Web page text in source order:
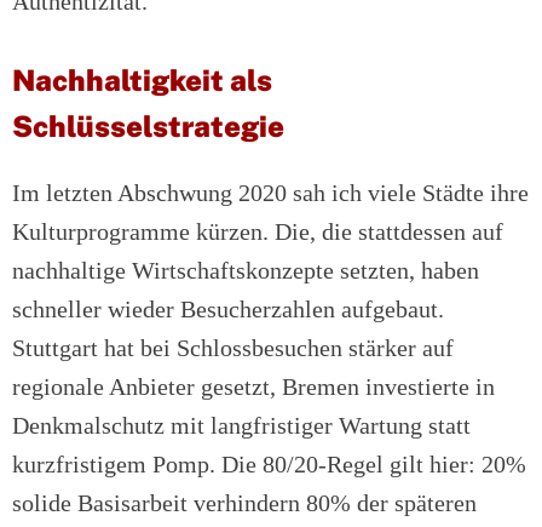
Nachhaltigkeit als
Schlüsselstrategie
Im letzten Abschwung 2020 sah ich viele Städte ihre
Kulturprogramme kürzen. Die, die stattdessen auf
nachhaltige Wirtschaftskonzepte setzten, haben
schneller wieder Besucherzahlen aufgebaut.
Stuttgart hat bei Schlossbesuchen stärker auf
regionale Anbieter gesetzt, Bremen investierte in
Denkmalschutz mit langfristiger Wartung statt
kurzfristigem Pomp. Die 80/20-Regel gilt hier: 20%
solide Basisarbeit verhindern 80% der späteren